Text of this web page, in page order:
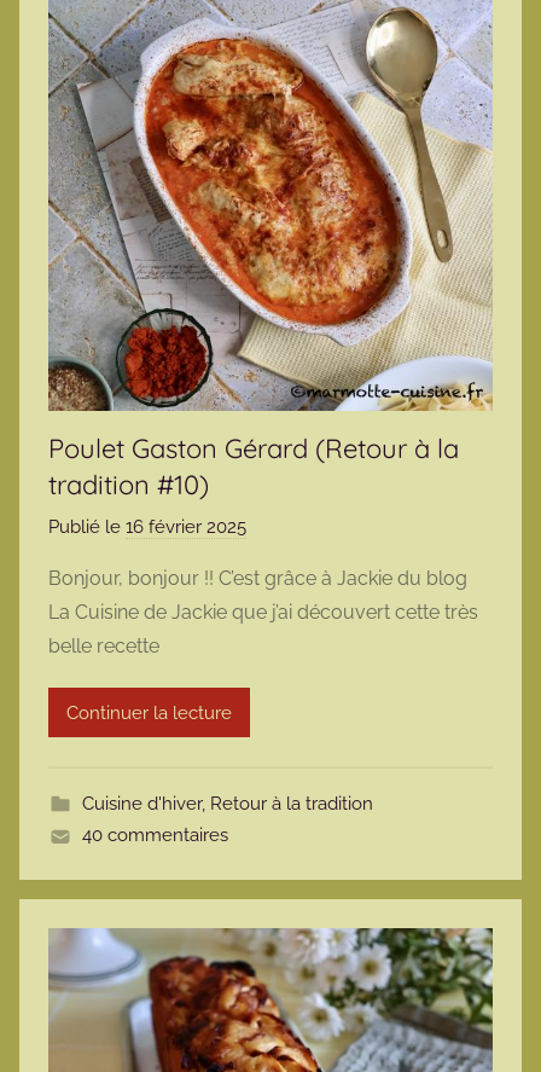
Poulet Gaston Gérard (Retour à la
tradition #10)
Publié le 16 février 2025
r
m
r
t
Bonjour, bonjour !! C’est grâce à Jackie du blog
La Cuisine de Jackie que j’ai découvert cette très
belle recette
Continuer la lecture
Cuisine d'hiver, Retour à la tradition
40 commentaires